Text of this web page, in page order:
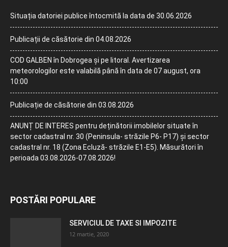
Situația datoriei publice întocmită la data de 30.06.2026
Publicații de căsătorie din 04.08.2026
COD GALBEN în Dobrogea și pe litoral. Avertizarea
meteorologilor este valabilă până în data de 07 august, ora
10:00
Publicație de căsătorie din 03.08.2026
ANUNȚ DE INTERES pentru deținătorii imobilelor situate în
sector cadastral nr. 30 (Peninsula- străzile P6- P17) și sector
cadastral nr. 18 (Zona Ecluză- străzile E1-E5). Măsurători în
perioada 03.08.2026-07.08.2026!
POSTĂRI POPULARE
SERVICIUL DE TAXE SI IMPOZITE
12 martie, 2020